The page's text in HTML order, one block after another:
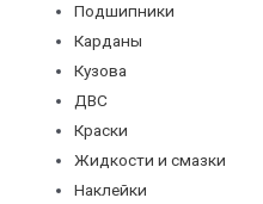
Подшипники
Карданы
Кузова
ДВС
Краски
Жидкости и смазки
Наклейки